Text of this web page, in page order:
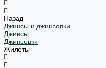
Назад
Джинсы и джинсовки
Джинсы
Джинсовки
Жилеты